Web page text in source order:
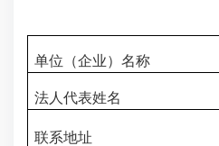
单位（企业）名称
法人代表姓名
联系地址